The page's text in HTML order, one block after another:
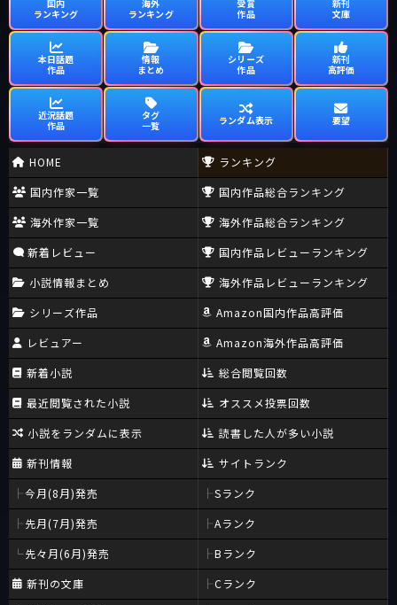
国内
ランキング
海外
ランキング
受賞
作品
新刊
文庫
本日話題
作品
情報
まとめ
シリーズ
作品
新刊
高評価
近況話題
作品
タグ
一覧
ランダム表示 要望
HOME
国内作家一覧
海外作家一覧
新着レビュー
小説情報まとめ
シリーズ作品
レビュアー
新着小説
最近閲覧された小説
小説をランダムに表示
新刊情報
今月(8月)発売
先月(7月)発売
先々月(6月)発売
新刊の文庫
ランキング
国内作品総合ランキング
海外作品総合ランキング
国内作品レビューランキング
海外作品レビューランキング
Amazon国内作品高評価
Amazon海外作品高評価
総合閲覧回数
オススメ投票回数
読書した人が多い小説
サイトランク
Sランク
Aランク
Bランク
Cランク